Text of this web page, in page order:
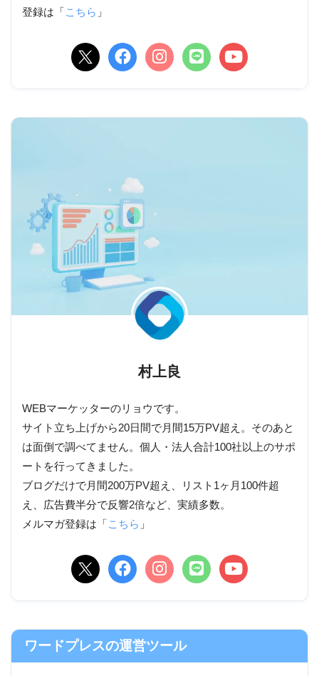
登録は「 こちら 」
村上良
WEBマーケッターのリョウです。
サイト立ち上げから20日間で月間15万PV超え。そのあと
は面倒で調べてません。個人・法人合計100社以上のサポ
ートを行ってきました。
ブログだけで月間200万PV超え、リスト1ヶ月100件超
え、広告費半分で反響2倍など、実績多数。
メルマガ登録は「 こちら 」
ワードプレスの運営ツール